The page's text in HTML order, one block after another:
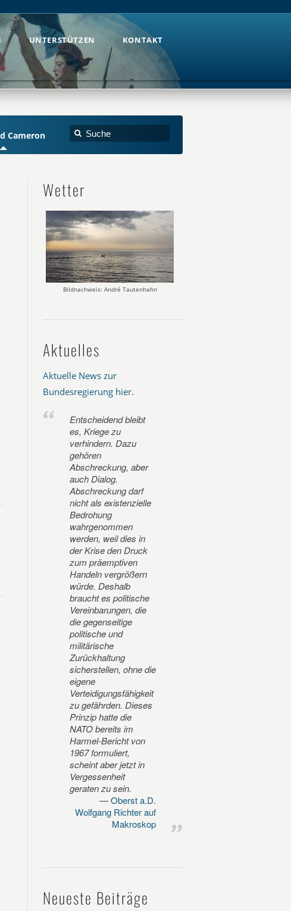
UNTERSTÜTZEN KONTAKT
Cameron
Wetter
Bildnachweis: André Tautenhahn
Aktuelles
Aktuelle News zur
Bundesregierung hier.
Entscheidend bleibt
es, Kriege zu
verhindern. Dazu
gehören
Abschreckung, aber
auch Dialog.
Abschreckung darf
nicht als existenzielle
Bedrohung
wahrgenommen
werden, weil dies in
der Krise den Druck
zum präemptiven
Handeln vergrößern
würde. Deshalb
braucht es politische
Vereinbarungen, die
die gegenseitige
politische und
militärische
Zurückhaltung
sicherstellen, ohne die
eigene
Verteidigungsfähigkeit
zu gefährden. Dieses
Prinzip hatte die
NATO bereits im
Harmel-Bericht von
1967 formuliert,
scheint aber jetzt in
Vergessenheit
geraten zu sein.
Oberst a.D.
Wolfgang Richter auf
Makroskop
Neueste Beiträge
UNTERSTÜTZEN KONTAKT